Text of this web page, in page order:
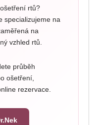
rtů?
specializujeme na
na
vzhled rtů.
průběh
ošetření,
rezervace.